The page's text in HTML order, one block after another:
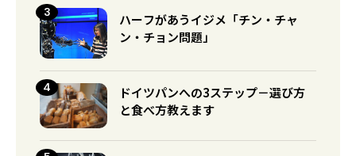
ハーフがあうイジメ「チン・チャ
ン・チョン問題」
ドイツパンへの3ステップ－選び方
と食べ方教えます